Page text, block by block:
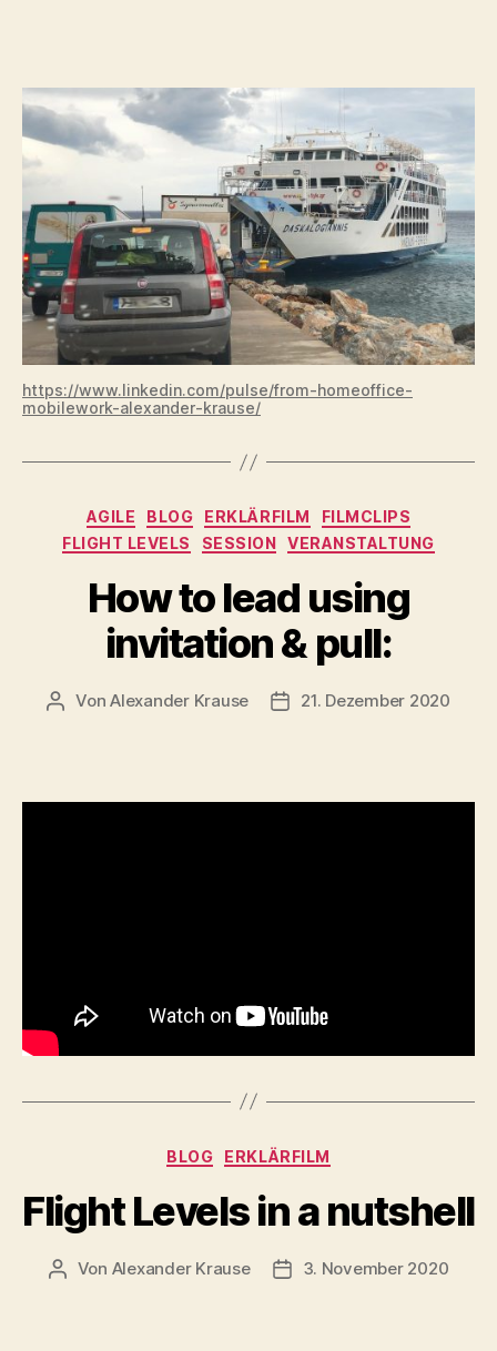
https://www.linkedin.com/pulse/from-homeoffice-
mobilework-alexander-krause/
Kategorien
AGILE BLOG ERKLÄRFILM
FILMCLIPS
FLIGHT LEVELS
SESSION VERANSTALTUNG
How to lead using
invitation & pull:
Beitragsautor
VonAlexander Krause Beitragsdatum
21. Dezember 2020
Kategorien
BLOG ERKLÄRFILM
Flight Levels in a nutshell
Beitragsautor
Von Alexander Krause Beitragsdatum
3. November 2020